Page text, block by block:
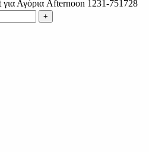
Αγόρια Afternoon 1231-751728